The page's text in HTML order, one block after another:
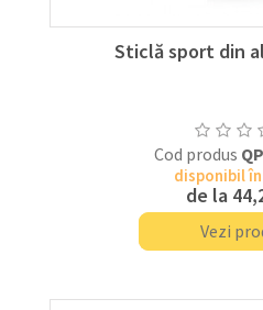
Sticlă sport din
Cod produs
disponibil
de la
Vezi